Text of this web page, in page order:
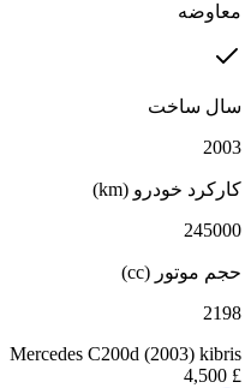
معاوضه
سال ساخت
2003
کارکرد خودرو (km)
245000
حجم موتور (cc)
2198
Mercedes C200d (2003) kibris
£
4,500